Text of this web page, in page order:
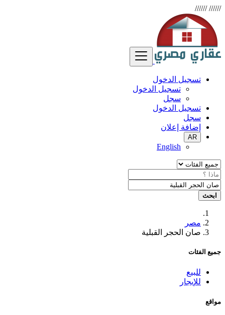
//////
//////
تسجيل الدخول
تسجيل الدخول
سجل
تسجيل الدخول
سجل
إضافة إعلان
AR
English
ابحث
مصر
صان الحجر القبلية
جميع الفئات
للبيع
للإيجار
مواقع